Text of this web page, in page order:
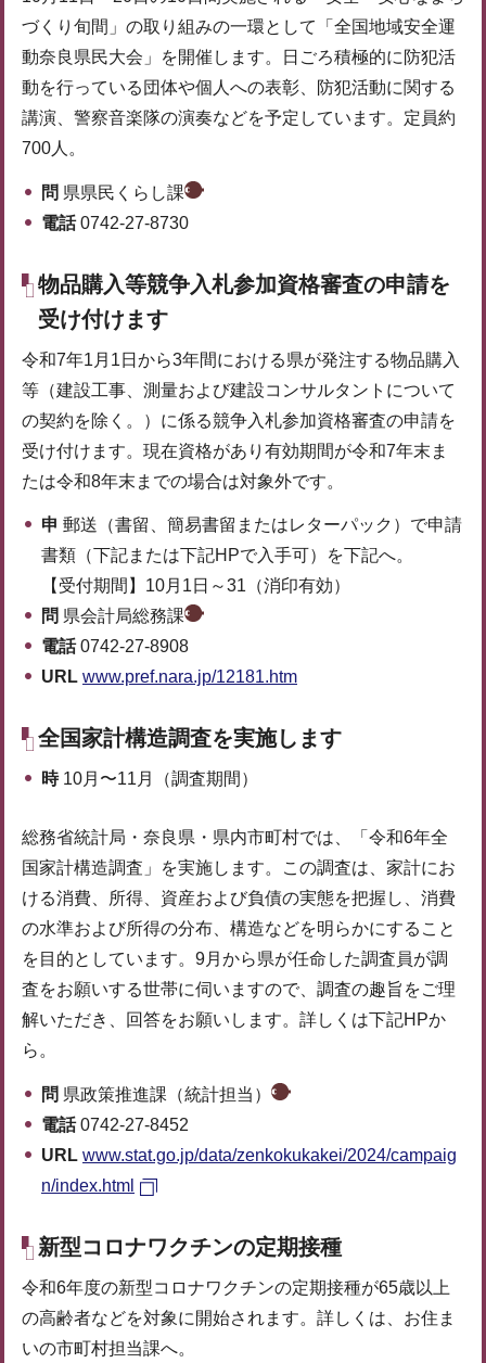
づくり旬間」の取り組みの一環として「全国地域安全運
動奈良県民大会」を開催します。日ごろ積極的に防犯活
動を行っている団体や個人への表彰、防犯活動に関する
講演、警察音楽隊の演奏などを予定しています。定員約
700人。
問 県県民くらし課
電話0742-27-8730
物品購入等競争入札参加資格審査の申請を
受け付けます
令和7年1月1日から3年間における県が発注する物品購入
等（建設工事、測量および建設コンサルタントについて
の契約を除く。）に係る競争入札参加資格審査の申請を
受け付けます。現在資格があり有効期間が令和7年末ま
たは令和8年末までの場合は対象外です。
申 郵送（書留、簡易書留またはレターパック）で申請
書類（下記または下記HPで入手可）を下記へ。
【受付期間】10月1日～31（消印有効）
問 県会計局総務課
電話0742-27-8908
URL www.pref.nara.jp/12181.htm
全国家計構造調査を実施します
時10月〜11月（調査期間）
総務省統計局・奈良県・県内市町村では、「令和6年全
国家計構造調査」を実施します。この調査は、家計にお
ける消費、所得、資産および負債の実態を把握し、消費
の水準および所得の分布、構造などを明らかにすること
を目的としています。9月から県が任命した調査員が調
査をお願いする世帯に伺いますので、調査の趣旨をご理
解いただき、回答をお願いします。詳しくは下記HPか
ら。
問 県政策推進課（統計担当）
電話0742-27-8452
URL www.stat.go.jp/data/zenkokukakei/2024/campaig
n/index.html
新型コロナワクチンの定期接種
令和6年度の新型コロナワクチンの定期接種が65歳以上
の高齢者などを対象に開始されます。詳しくは、お住ま
いの市町村担当課へ。